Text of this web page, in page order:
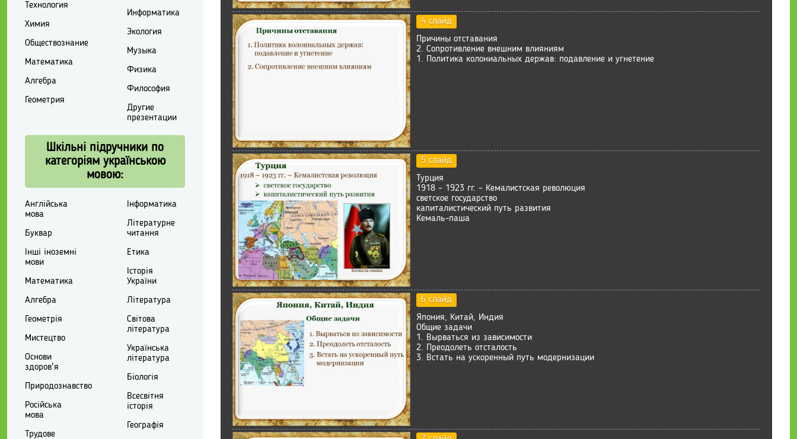
4 слайд
Причины отставания
2. Сопротивление внешним влияниям
1. Политика колониальных держав: подавление и угнетение
5 слайд
Турция
1918 – 1923 гг. – Кемалистская революция
светское государство
капиталистический путь развития
Кемаль-паша
6 слайд
Япония, Китай, Индия
Общие задачи
1. Вырваться из зависимости
2. Преодолеть отсталость
3. Встать на ускоренный путь модернизации
Технология
Химия
Обществознание
Математика
Алгебра
Геометрия
Информатика
Экология
Музыка
Физика
Философия
Другие
презентации
Шкільні підручники по
категоріям українською
мовою:
Англійська
мова
Буквар
Інші іноземні
мови
Математика
Алгебра
Геометрія
Мистецтво
Основи
здоров'я
Природознавство
Російська
мова
Трудове
Інформатика
Літературне
читання
Етика
Історія
України
Література
Світова
література
Українська
література
Біологія
Всесвітня
історія
Географія